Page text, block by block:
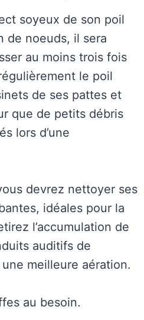
soyeux de son poil
de noeuds, il sera
au moins trois fois
le poil
de ses pattes et
que de petits débris
lors d’une
devrez nettoyer ses
idéales pour la
l’accumulation de
auditifs de
meilleure aération.
au besoin.